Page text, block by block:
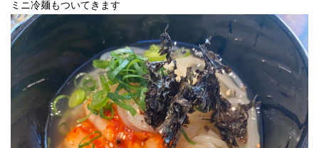
ミニ冷麺もついてきます